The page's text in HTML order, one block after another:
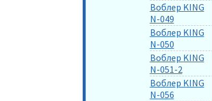
Воблер KING
N-049
Воблер KING
N-050
Воблер KING
N-051-2
Воблер KING
N-056